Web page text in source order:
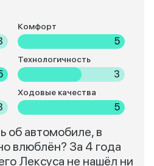
Комфорт
5
Технологичность
3
Ходовые качества
5
об автомобиле, в
влюблён? За 4 года
Лексуса не нашёл ни